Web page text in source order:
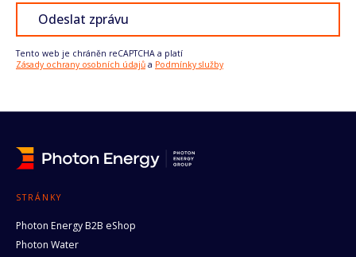
Odeslat zprávu
Tento web je chráněn reCAPTCHA a platí
Zásady ochrany osobních údajů a Podmínky služby
STRÁNKY
Photon Energy B2B eShop
Photon Water